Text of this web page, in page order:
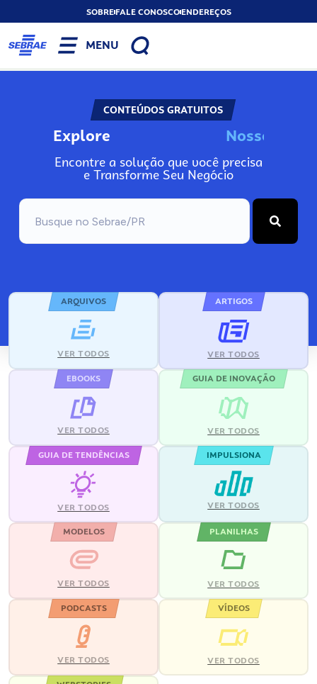
SOBREFALE CONOSCOENDEREÇOS
MENU
CONTEÚDOS GRATUITOS
Explore Nosso
Encontre a solução que você precisa
e Transforme Seu Negócio
ARQUIVOS
VER TODOS
ARTIGOS
VER TODOS
EBOOKS
VER TODOS
GUIA DE INOVAÇÃO
VER TODOS
GUIA DE TENDÊNCIAS
VER TODOS
IMPULSIONA
VER TODOS
MODELOS
VER TODOS
PLANILHAS
VER TODOS
PODCASTS
VER TODOS
VÍDEOS
VER TODOS